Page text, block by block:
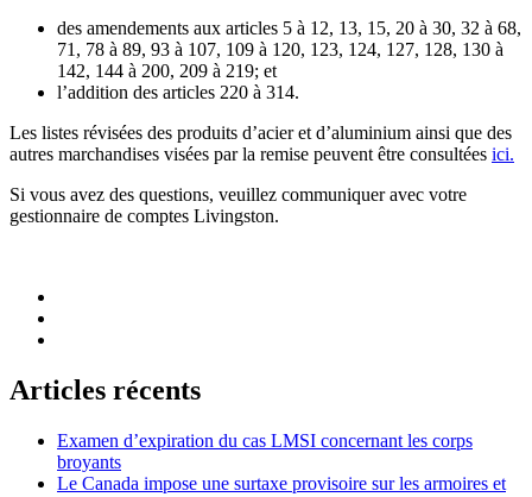
des amendements aux articles 5 à 12, 13, 15, 20 à 30, 32 à 68,
71, 78 à 89, 93 à 107, 109 à 120, 123, 124, 127, 128, 130 à
142, 144 à 200, 209 à 219; et
l’addition des articles 220 à 314.
Les listes révisées des produits d’acier et d’aluminium ainsi que des
autres marchandises visées par la remise peuvent être consultées ici.
Si vous avez des questions, veuillez communiquer avec votre
gestionnaire de comptes Livingston.
Articles récents
Examen d’expiration du cas LMSI concernant les corps
broyants
Le Canada impose une surtaxe provisoire sur les armoires et